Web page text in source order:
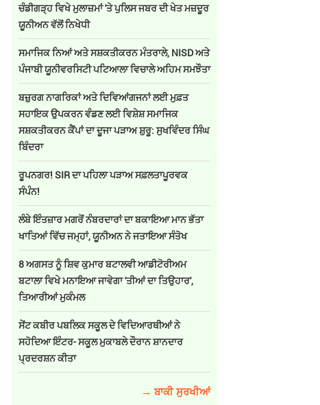
ਚੰਡੀਗੜ੍ਹ ਵਿਖੇ ਮੁਲਾਜ਼ਮਾਂ 'ਤੇ ਪੁਲਿਸ ਜਬਰ ਦੀ ਖੇਤ ਮਜ਼ਦੂਰ
ਯੂਨੀਅਨ ਵੱਲੋਂ ਨਿਖੇਧੀ
ਸਮਾਜਿਕ ਨਿਆਂ ਅਤੇ ਸਸ਼ਕਤੀਕਰਨ ਮੰਤਰਾਲੇ, NISD ਅਤੇ
ਪੰਜਾਬੀ ਯੂਨੀਵਰਸਿਟੀ ਪਟਿਆਲਾ ਵਿਚਾਲੇ ਅਹਿਮ ਸਮਝੌਤਾ
ਬਜ਼ੁਰਗ ਨਾਗਰਿਕਾਂ ਅਤੇ ਦਿਵਿਆਂਗਜਨਾਂ ਲਈ ਮੁਫ਼ਤ
ਸਹਾਇਕ ਉਪਕਰਨ ਵੰਡਣ ਲਈ ਵਿਸ਼ੇਸ਼ ਸਮਾਜਿਕ
ਸਸ਼ਕਤੀਕਰਨ ਕੈਂਪਾਂ ਦਾ ਦੂਜਾ ਪੜਾਅ ਸ਼ੁਰੂ: ਸੁਖਵਿੰਦਰ ਸਿੰਘ
ਬਿੰਦਰਾ
ਰੂਪਨਗਰ! SIR ਦਾ ਪਹਿਲਾ ਪੜਾਅ ਸਫ਼ਲਤਾਪੂਰਵਕ
ਸੰਪੰਨ!
ਲੰਬੇ ਇੰਤਜ਼ਾਰ ਮਗਰੋਂ ਨੰਬਰਦਾਰਾਂ ਦਾ ਬਕਾਇਆ ਮਾਨ ਭੱਤਾ
ਖਾਤਿਆਂ ਵਿੱਚ ਜਮ੍ਹਾਂ, ਯੂਨੀਅਨ ਨੇ ਜਤਾਇਆ ਸੰਤੋਖ
8 ਅਗਸਤ ਨੂੰ ਸ਼ਿਵ ਕੁਮਾਰ ਬਟਾਲਵੀ ਆਡੀਟੋਰੀਅਮ
ਬਟਾਲਾ ਵਿਖੇ ਮਨਾਇਆ ਜਾਵੇਗਾ 'ਤੀਆਂ ਦਾ ਤਿਉਹਾਰ',
ਤਿਆਰੀਆਂ ਮੁਕੰਮਲ
ਸੇਂਟ ਕਬੀਰ ਪਬਲਿਕ ਸਕੂਲ ਦੇ ਵਿਦਿਆਰਥੀਆਂ ਨੇ
ਸਹੋਦਿਆ ਇੰਟਰ- ਸਕੂਲ ਮੁਕਾਬਲੇ ਦੌਰਾਨ ਸ਼ਾਨਦਾਰ
ਪ੍ਰਦਰਸ਼ਨ ਕੀਤਾ
→ ਬਾਕੀ ਸੁਰਖੀਆਂ